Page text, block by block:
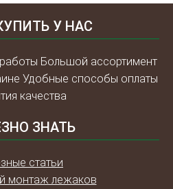
У НАС
Большой ассортимент
Удобные способы оплаты
качества
ЗНАТЬ
статьи
монтаж лежаков